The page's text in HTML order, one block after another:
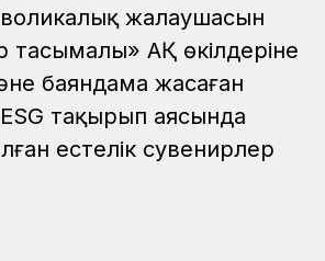
жалаушасын
АҚ өкілдеріне
баяндама жасаған
тақырып аясында
естелік сувенирлер